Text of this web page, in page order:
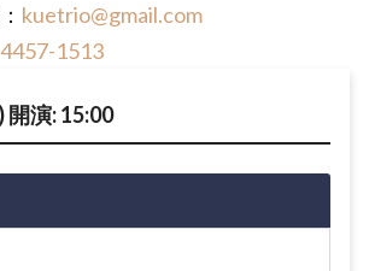
kuetrio@gmail.com
1513
演: 15:00